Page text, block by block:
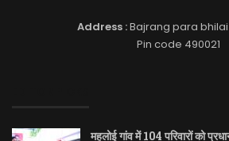
Address :Bajrang para
Pin code 490021
महलोई गांव में 104 परिवारों को